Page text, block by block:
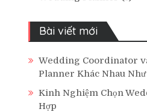
Bài viết mới
Wedding Coordinator
Planner Khác Nhau Như
Kinh Nghiệm Chọn
Hợp